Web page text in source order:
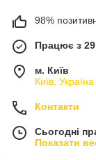
98%
Працює з
м. Київ
Київ, Україна
Контакти
Сьогодні
Показати